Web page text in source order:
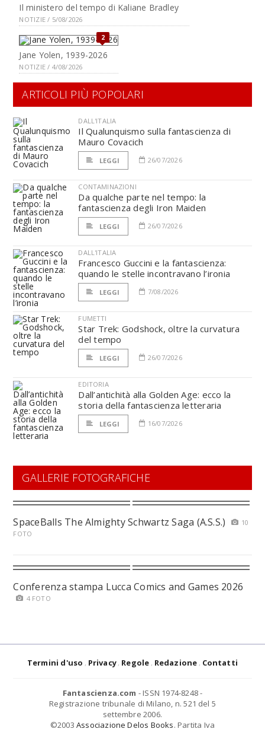
Il ministero del tempo di Kaliane Bradley
NOTIZIE / 5/08/2026
2
Jane Yolen, 1939-2026
NOTIZIE / 4/08/2026
ARTICOLI PIÙ POPOLARI
DALL'ITALIA
Il Qualunquismo sulla fantascienza di
Mauro Covacich
LEGGI 26/07/2026
CONTAMINAZIONI
Da qualche parte nel tempo: la
fantascienza degli Iron Maiden
LEGGI 26/07/2026
DALL'ITALIA
Francesco Guccini e la fantascienza:
quando le stelle incontravano l’ironia
LEGGI 7/08/2026
FUMETTI
Star Trek: Godshock, oltre la curvatura
del tempo
LEGGI 26/07/2026
EDITORIA
Dall’antichità alla Golden Age: ecco la
storia della fantascienza letteraria
LEGGI 16/07/2026
GALLERIE FOTOGRAFICHE
SpaceBalls The Almighty Schwartz Saga (A.S.S.)
10
FOTO
Conferenza stampa Lucca Comics and Games 2026
4 FOTO
Termini d'uso Privacy Regole Redazione Contatti
Fantascienza.com - ISSN 1974-8248 -
Registrazione tribunale di Milano, n. 521 del 5
settembre 2006.
©2003 Associazione Delos Books. Partita Iva